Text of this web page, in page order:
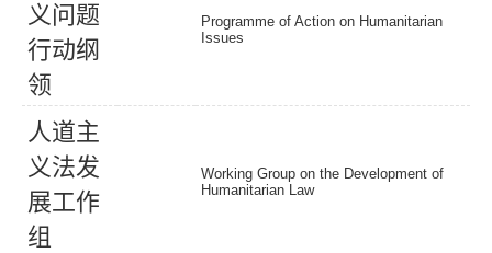
义 问题
行动纲
领
Programme of Action on Humanitarian
Issues
人道主
义法发
展工作
组
Working Group on the Development of
Humanitarian Law